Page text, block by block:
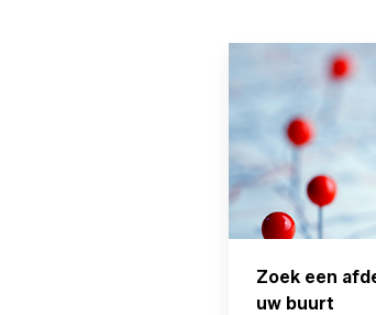
Zoek een
uw buurt